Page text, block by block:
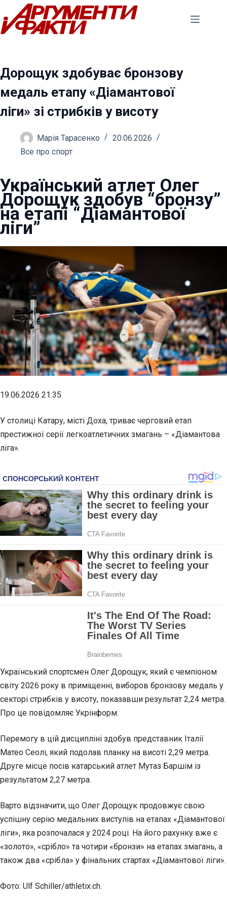
Перейти
до
вмісту
Дорощук здобуває бронзову
медаль етапу «Діамантової
ліги» зі стрибків у висоту
Марія Тарасенко
20.06.2026
Все про спорт
Український атлет Олег
Дорощук здобув “бронзу”
на етапі “Діамантової
ліги”
19.06.2026 21:35
У столиці Катару, місті Доха, триває черговий етап
престижної серії легкоатлетичних змагань – «Діамантова
ліга».
Український спортсмен Олег Дорощук, який є чемпіоном
світу 2026 року в приміщенні, виборов бронзову медаль у
секторі стрибків у висоту, показавши результат 2,24 метра.
Про це повідомляє Укрінформ.
Перемогу в цій дисципліні здобув представник Італії
Матео Сеолі, який подолав планку на висоті 2,29 метра.
Друге місце посів катарський атлет Мутаз Баршім із
результатом 2,27 метра.
Варто відзначити, що Олег Дорощук продовжує свою
успішну серію медальних виступів на етапах «Діамантової
ліги», яка розпочалася у 2024 році. На його рахунку вже є
«золото», «срібло» та чотири «бронзи» на етапах змагань, а
також два «срібла» у фінальних стартах «Діамантової ліги».
Фото: Ulf Schiller/athletix.ch.